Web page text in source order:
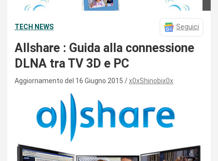
TECH NEWS Seguici
Allshare : Guida alla connessione
DLNA tra TV 3D e PC
Aggiornamento del 16 Giugno 2015 x0xShinobix0x